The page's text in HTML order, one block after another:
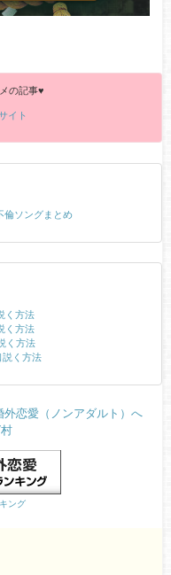
の記事♥
イト
倫ソングまとめ
く方法
く方法
く方法
説く方法
ング